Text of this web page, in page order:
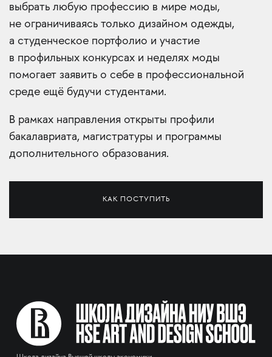
выбрать любую профессию в мире моды,
не ограничиваясь только дизайном одежды,
а студенческое портфолио и участие
в профильных конкурсах и неделях моды
помогает заявить о себе в профессиональной
среде ещё будучи студентами.
В рамках направления открыты профили
бакалавриата, магистратуры и программы
дополнительного образования.
КАК ПОСТУПИТЬ